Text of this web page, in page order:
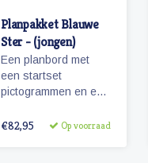
Planpakket Blauwe
Ster - (jongen)
Een planbord met
een startset
pictogrammen en een
€82,95 Op voorraad